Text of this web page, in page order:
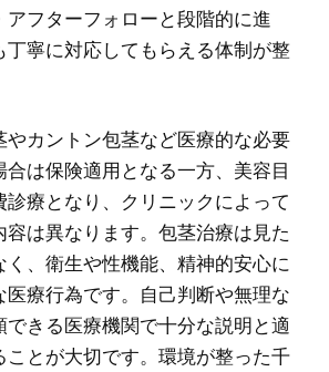
アフターフォローと段階的に進
丁寧に対応してもらえる体制が整
やカントン包茎など医療的な必要
は保険適用となる一方、美容目
診療となり、クリニックによって
は異なります。包茎治療は見た
く、衛生や性機能、精神的安心に
医療行為です。自己判断や無理な
できる医療機関で十分な説明と適
ことが大切です。環境が整った千